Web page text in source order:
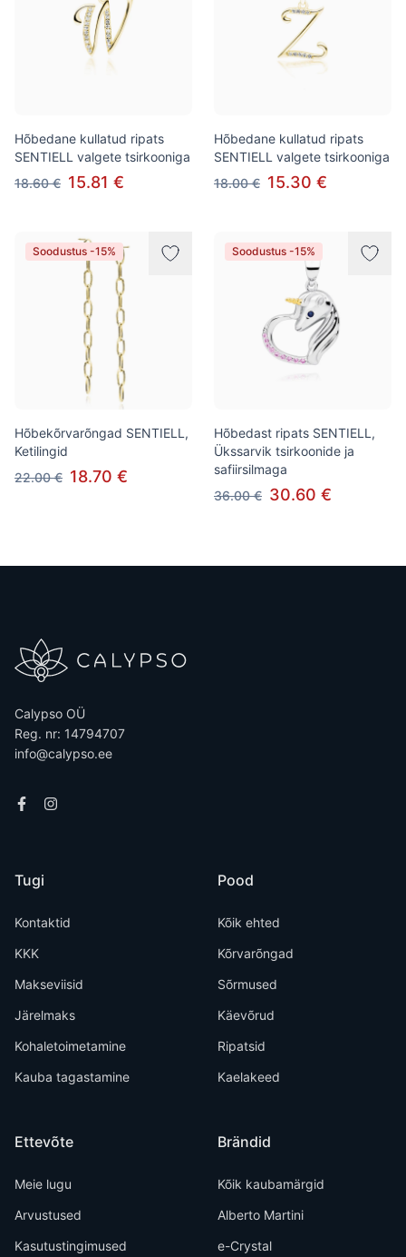
Hõbedane kullatud ripats
SENTIELL valgete tsirkooniga
18.60 € 15.81 €
Hõbedane kullatud ripats
SENTIELL valgete tsirkooniga
18.00 € 15.30 €
Soodustus -15%
Hõbekõrvarõngad SENTIELL,
Ketilingid
22.00 € 18.70 €
Soodustus -15%
Hõbedast ripats SENTIELL,
Ükssarvik tsirkoonide ja
safiirsilmaga
36.00 € 30.60 €
Calypso OÜ
Reg. nr: 14794707
info@calypso.ee
Tugi
Kontaktid
KKK
Makseviisid
Järelmaks
Kohaletoimetamine
Kauba tagastamine
Ettevõte
Meie lugu
Arvustused
Kasutustingimused
Pood
Kõik ehted
Kõrvarõngad
Sõrmused
Käevõrud
Ripatsid
Kaelakeed
Brändid
Kõik kaubamärgid
Alberto Martini
e-Crystal